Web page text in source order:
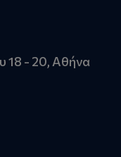
18 - 20, Αθήνα